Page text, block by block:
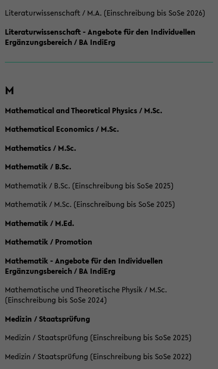
Literaturwissenschaft / M.A. (Einschreibung bis SoSe 2026)
Literaturwissenschaft - Angebote für den Individuellen
Ergänzungsbereich / BA IndiErg
M
Mathematical and Theoretical Physics / M.Sc.
Mathematical Economics / M.Sc.
Mathematics / M.Sc.
Mathematik / B.Sc.
Mathematik / B.Sc. (Einschreibung bis SoSe 2025)
Mathematik / M.Sc. (Einschreibung bis SoSe 2025)
Mathematik / M.Ed.
Mathematik / Promotion
Mathematik - Angebote für den Individuellen
Ergänzungsbereich / BA IndiErg
Mathematische und Theoretische Physik / M.Sc.
(Einschreibung bis SoSe 2024)
Medizin / Staatsprüfung
Medizin / Staatsprüfung (Einschreibung bis SoSe 2025)
Medizin / Staatsprüfung (Einschreibung bis SoSe 2022)